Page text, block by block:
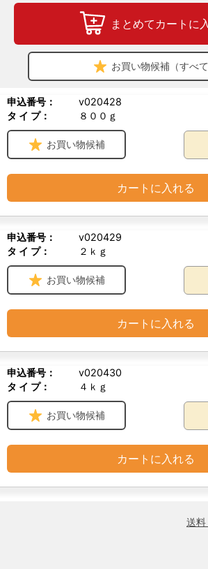
まとめてカートに
お買い物候補（すべて
申込番号：
v020428
タ イ プ：
８００ｇ
お買い物候補
カートに入れる
申込番号：
v020429
タ イ プ：
２ｋｇ
お買い物候補
カートに入れる
申込番号：
v020430
タ イ プ：
４ｋｇ
お買い物候補
カートに入れる
送料